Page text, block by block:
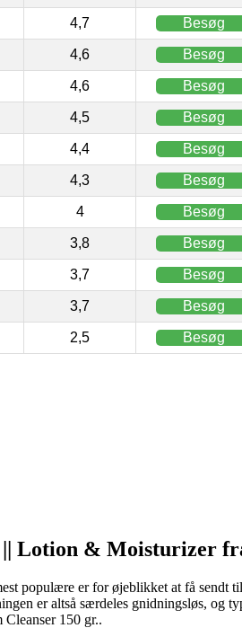
4,7 Besøg
4,6 Besøg
4,6 Besøg
4,5 Besøg
4,4 Besøg
4,3 Besøg
4 Besøg
3,8 Besøg
3,7 Besøg
3,7 Besøg
2,5 Besøg
|| Lotion & Moisturizer
populære er for øjeblikket at få sendt
er altså særdeles gnidningsløs, og
150 gr..